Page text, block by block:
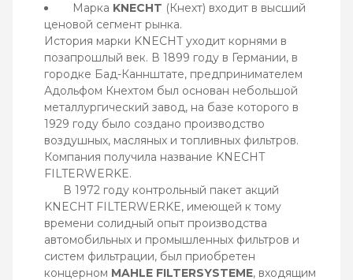
Марка KNECHT (Кнехт) входит в высший
ценовой сегмент рынка.
История марки KNECHT уходит корнями в
позапрошлый век. В 1899 году в Германии, в
городке Бад-Каннштате, предпринимателем
Адольфом Кнехтом был основан небольшой
металлургический завод, на базе которого в
1929 году было создано производство
воздушных, масляных и топливных фильтров.
Компания получила название KNECHT
FILTERWERKE.
В 1972 году контрольный пакет акций
KNECHT FILTERWERKE, имеющей к тому
времени солидный опыт производства
автомобильных и промышленных фильтров и
систем фильтрации, был приобретен
концерном MAHLE FILTERSYSTEME, входящим